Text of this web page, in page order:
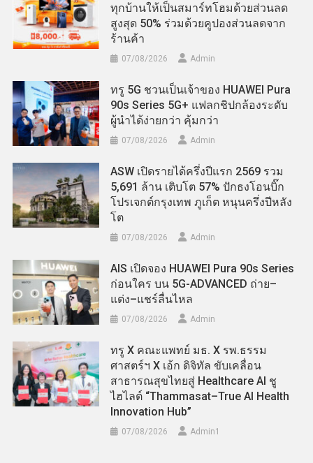
ทุกบ้านให้เป็นสมาร์ทโฮมด้วยส่วนลด
สูงสุด 50% ร่วมด้วยคูปองส่วนลดจาก
ร้านค้า
07/08/2026 Admin
ทรู 5G ชวนเป็นเจ้าของ HUAWEI Pura
90s Series 5G+ แฟลกชิปกล้องระดับ
ผู้นำได้ง่ายกว่า คุ้มกว่า
07/08/2026 Admin
ASW เปิดรายได้ครึ่งปีแรก 2569 รวม
5,691 ล้าน เติบโต 57% ปักธงโอนบิ๊ก
โปรเจกต์กรุงเทพ ภูเก็ต หนุนครึ่งปีหลัง
โต
07/08/2026 Admin
AIS เปิดจอง HUAWEI Pura 90s Series
ก่อนใคร บน 5G-ADVANCED ถ่าย–
แต่ง–แชร์ลื่นไหล
07/08/2026 Admin
ทรู X คณะแพทย์ มธ. X รพ.ธรรม
ศาสตร์ฯ X เอ้ก ดิจิทัล ขับเคลื่อน
สาธารณสุขไทยสู่ Healthcare AI ชู
ไฮไลต์ “Thammasat–True AI Health
Innovation Hub”
07/08/2026 Admin​1